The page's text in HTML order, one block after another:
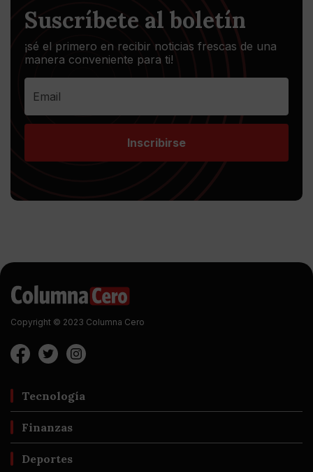
Suscríbete al boletín
¡sé el primero en recibir noticias frescas de una
manera conveniente para ti!
Inscribirse
Copyright © 2023 Columna Cero
Tecnología
Finanzas
Deportes